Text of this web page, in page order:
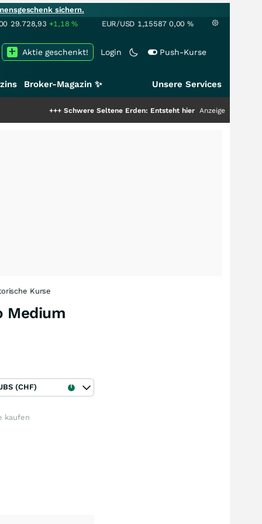
sichern.
29.728,93 +1,18% EUR/USD 1,15587 0,00 %
Login Push-Kurse
Aktie geschenkt!
Broker-Magazin ✨ Unsere Services
Schwere Seltene Erden: Entsteht hier die nächste Milliardenstory?
Anzeige
Kurse
Medium
(CHF)
kaufen